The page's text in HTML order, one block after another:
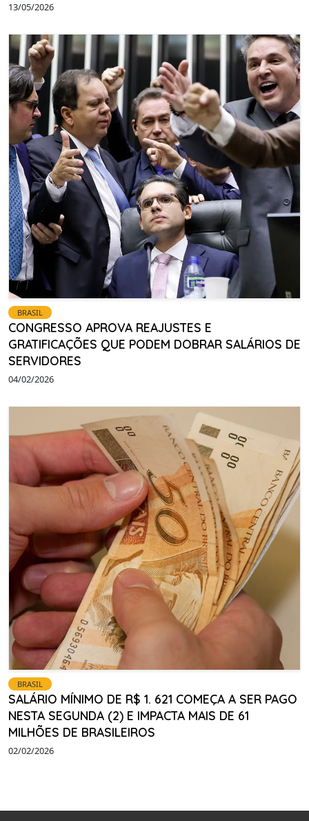
13/05/2026
BRASIL
CONGRESSO APROVA REAJUSTES E
GRATIFICAÇÕES QUE PODEM DOBRAR SALÁRIOS DE
SERVIDORES
04/02/2026
BRASIL
SALÁRIO MÍNIMO DE R$ 1. 621 COMEÇA A SER PAGO
NESTA SEGUNDA (2) E IMPACTA MAIS DE 61
MILHÕES DE BRASILEIROS
02/02/2026